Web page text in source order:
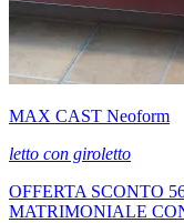
MAX CAST Neoform
letto con giroletto
OFFERTA SCONTO
MATRIMONIALE